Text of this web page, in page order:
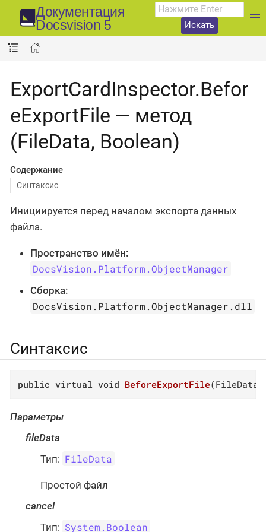
Документация
Docsvision 5
Искать
ExportCardInspector.Befor
eExportFile — метод
(FileData, Boolean)
Содержание
Синтаксис
Инициируется перед началом экспорта данных
файла.
Пространство имён:
DocsVision.Platform.ObjectManager
Сборка:
DocsVision.Platform.ObjectManager.dll
Синтаксис
public virtual void BeforeExportFile(
Параметры
fileData
Тип: FileData
Простой файл
cancel
Тип: System.Boolean